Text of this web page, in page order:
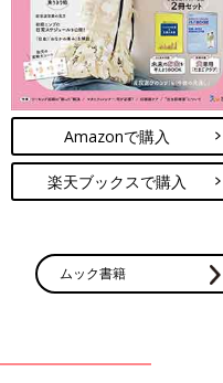
Amazonで購入
楽天ブックスで購入
ムック書籍